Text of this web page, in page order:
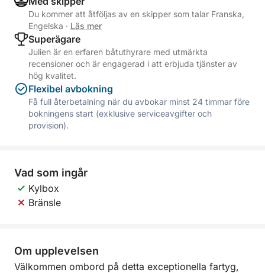
Du kommer att åtföljas av en skipper som talar Franska,
Engelska · Läs mer
Superägare
Julien är en erfaren båtuthyrare med utmärkta
recensioner och är engagerad i att erbjuda tjänster av
hög kvalitet.
Flexibel avbokning
Få full återbetalning när du avbokar minst 24 timmar före
bokningens start (exklusive serviceavgifter och
provision).
Vad som ingår
Kylbox
Bränsle
Om upplevelsen
Välkommen ombord på detta exceptionella fartyg,